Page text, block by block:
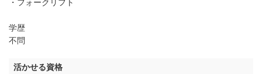
・フォークリフト
学歴
不問
活かせる資格